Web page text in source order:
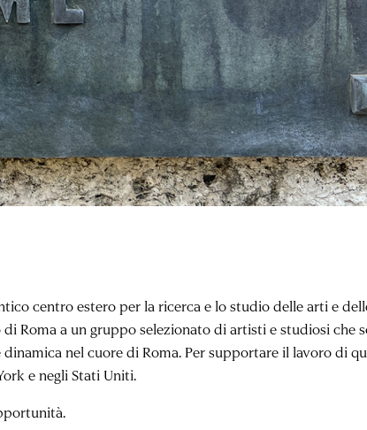
centro estero per la ricerca e lo studio delle arti e
di Roma a un gruppo selezionato di artisti e studiosi che
nel cuore di Roma. Per supportare il lavoro di
e negli Stati Uniti.